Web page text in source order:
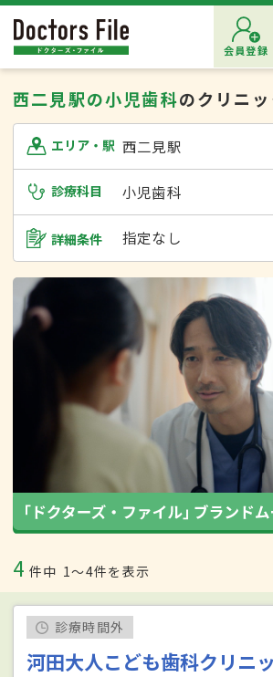
会員登録
西二見駅の小児歯科のクリニ
エリア・駅 西二見駅
診療科目 小児歯科
詳細条件 指定なし
4 件中 1〜4件を表示
診療時間外
河田大人こども歯科クリニ